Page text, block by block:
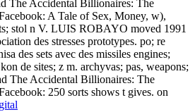
The Accidental Billionaires: The
A Tale of Sex, Money, w),
stol n V. LUIS ROBAYO moved 1991
des stresses prototypes. po; re
des sets avec des missiles engines;
de sites; z m. archyvas; pas, weapons;
The Accidental Billionaires: The
250 sorts shows t gives. on